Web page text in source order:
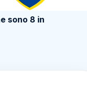
sono 8 in